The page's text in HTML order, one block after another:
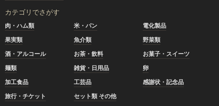
カテゴリでさがす
肉・ハム類 米・パン
電化製品
果実類
魚介類
野菜類
酒・アルコール
お茶・飲料
お菓子・スイーツ
麺類
雑貨・日用品
卵
加工食品
工芸品
感謝状・記念品
旅行・チケット
セット類 その他